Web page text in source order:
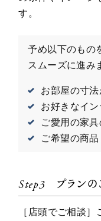
す。
予め以下のもの
スムーズに進み
お部屋の寸
お好きなイ
ご愛用の家
ご希望の商品
Step3 プラン
［店頭でご相談